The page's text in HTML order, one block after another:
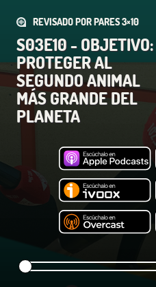
REVISADO POR PARES 3×10
S03E10 - OBJETIVO:
PROTEGER AL
SEGUNDO ANIMAL
MÁS GRANDE DEL
PLANETA